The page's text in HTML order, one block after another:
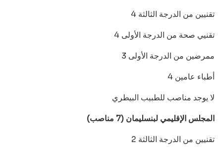
4 تقنيين من الدرجة الثالثة
4 تقنيي صحة من الدرجة الأولى
3 ممرضين من الدرجة الأولى
4 أطباء عامين
لا يوجد مناصب للطبيب البيطري
المجلس الإقليمي لبنسليمان (7 مناصب)
2 تقنيين من الدرجة الثالثة